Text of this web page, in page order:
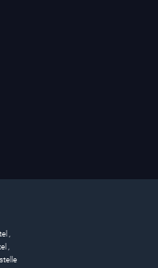
,
,